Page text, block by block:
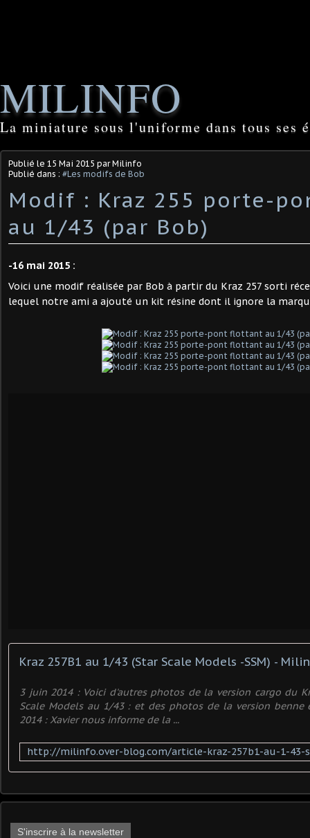
MILINFO
La miniature sous l'uniforme dans tous ses
Publié le 15 Mai 2015 par Milinfo
Publié dans : #Les modifs de Bob
Modif : Kraz 255 porte-
au 1/43 (par Bob)
-16 mai 2015 :
Voici une modif réalisée par Bob à partir du Kraz 257 sorti
lequel notre ami a ajouté un kit résine dont il ignore la
Kraz 257B1 au 1/43 (Star Scale Models -SSM) -
3 juin 2014 : Voici d'autres photos de la version cargo du
Scale Models au 1/43 : et des photos de la version benne
2014 : Xavier nous informe de la ...
S'inscrire à la newsletter